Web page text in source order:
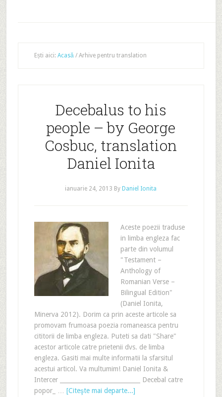
Ești aici: Acasă /Arhive pentru translation
Decebalus to his
people – by George
Cosbuc, translation
Daniel Ionita
ianuarie 24, 2013 By Daniel Ionita
Aceste poezii traduse
in limba engleza fac
parte din volumul
"Testament –
Anthology of
Romanian Verse –
Bilingual Edition"
(Daniel Ionita,
Minerva 2012). Dorim ca prin aceste articole sa
promovam frumoasa poezia romaneasca pentru
cititorii de limba engleza. Puteti sa dati "Share"
acestor articole catre prietenii dvs. de limba
engleza. Gasiti mai multe informatii la sfarsitul
acestui articol. Va multumim! Daniel Ionita &
Intercer ___________________________ Decebal catre
popor_ … [Citeşte mai departe...]